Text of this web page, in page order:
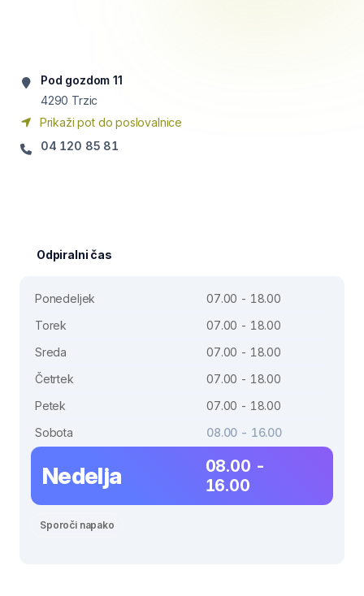
Pod gozdom 11
4290 Trzic
Prikaži pot do poslovalnice
04 120 85 81
Odpiralni čas
Ponedeljek
07.00 - 18.00
Torek
07.00 - 18.00
Sreda
07.00 - 18.00
Četrtek
07.00 - 18.00
Petek
07.00 - 18.00
Sobota
08.00 - 16.00
Nedelja
08.00 -
16.00
Sporoči napako